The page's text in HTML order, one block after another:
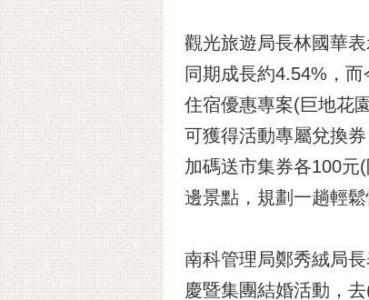
觀光旅遊局長林國華
同期成長約4.54%，
住宿優惠專案(巨地花
可獲得活動專屬兌換
加碼送市集券各100元
邊景點，規劃一趟輕鬆
南科管理局鄭秀絨局
慶暨集團結婚活動，